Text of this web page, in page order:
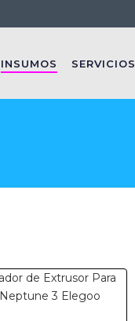
INSUMOS SERVICIOS